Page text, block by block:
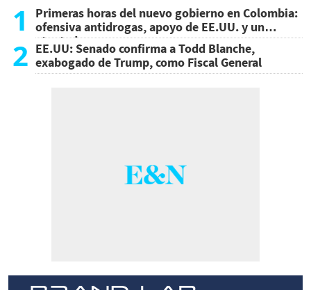
1
Primeras horas del nuevo gobierno en Colombia:
ofensiva antidrogas, apoyo de EE.UU. y un
atentado
2 EE.UU: Senado confirma a Todd Blanche,
exabogado de Trump, como Fiscal General